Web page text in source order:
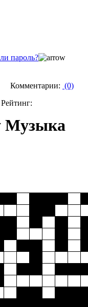
пароль?
(0)
Музыка